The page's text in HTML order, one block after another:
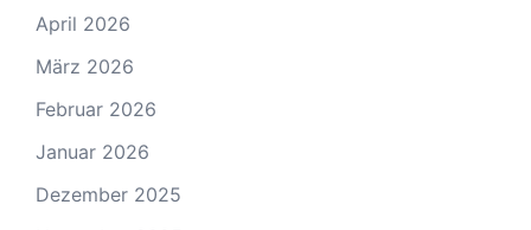
April 2026
März 2026
Februar 2026
Januar 2026
Dezember 2025